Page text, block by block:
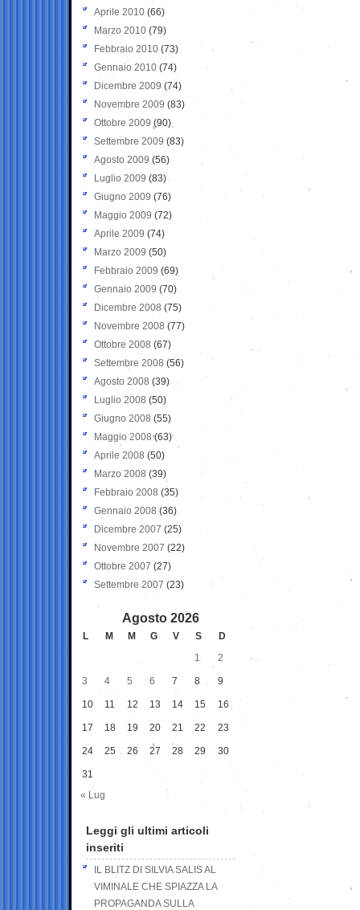
Aprile 2010 (66)
Marzo 2010 (79)
Febbraio 2010 (73)
Gennaio 2010 (74)
Dicembre 2009 (74)
Novembre 2009 (83)
Ottobre 2009 (90)
Settembre 2009 (83)
Agosto 2009 (56)
Luglio 2009 (83)
Giugno 2009 (76)
Maggio 2009 (72)
Aprile 2009 (74)
Marzo 2009 (50)
Febbraio 2009 (69)
Gennaio 2009 (70)
Dicembre 2008 (75)
Novembre 2008 (77)
Ottobre 2008 (67)
Settembre 2008 (56)
Agosto 2008 (39)
Luglio 2008 (50)
Giugno 2008 (55)
Maggio 2008(63)
Aprile 2008 (50)
Marzo 2008 (39)
Febbraio 2008 (35)
Gennaio 2008 (36)
Dicembre 2007 (25)
Novembre 2007 (22)
Ottobre 2007 (27)
Settembre 2007 (23)
Agosto 2026
L M M G V S
D
1
2
3 4 5 6 7 8 9
10 11 12 13 14 15 16
17 18 19 20 21 22 23
24 25 26 27 28 29 30
31
« Lug
Leggi gli ultimi articoli
inseriti
IL BLITZ DI SILVIA SALIS AL
VIMINALE CHE SPIAZZA LA
PROPAGANDA SULLA